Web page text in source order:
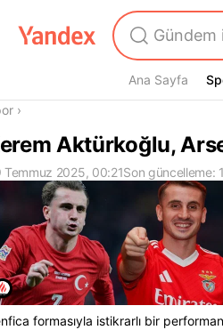
Ana Sayfa
›
Aktürkoğlu,
Temmuz 2025, 00:21Son güncelleme:
formasıyla istikrarlı bir